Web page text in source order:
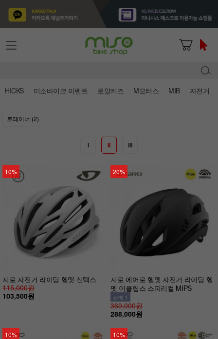
HICKS 미소바이크 이벤트 로얄키즈 M모터스 MIB 자전거
트레이너 (2)
I II III
10%
지로 자전거 라이딩 헬멧 신텍스
115,000원
103,500원
20%
지로 에어로 헬멧 자전거 라이딩 헬
멧 이클립스 스피리컬 MIPS
판매 1
360,000원
288,000원
10% 10%